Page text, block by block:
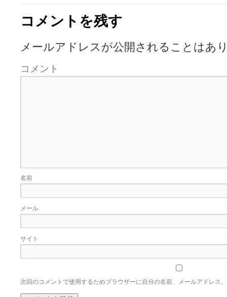
コメントを残す
メールアドレスが公開されることはあ
コメント
名前
メール
サイト
次回のコメントで使用するためブラウザーに自分の名前、メールアドレス